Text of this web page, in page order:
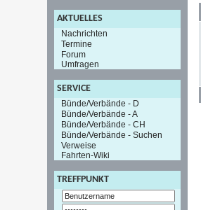
AKTUELLES
Nachrichten
Termine
Forum
Umfragen
SERVICE
Bünde/Verbände - D
Bünde/Verbände - A
Bünde/Verbände - CH
Bünde/Verbände - Suchen
Verweise
Fahrten-Wiki
TREFFPUNKT